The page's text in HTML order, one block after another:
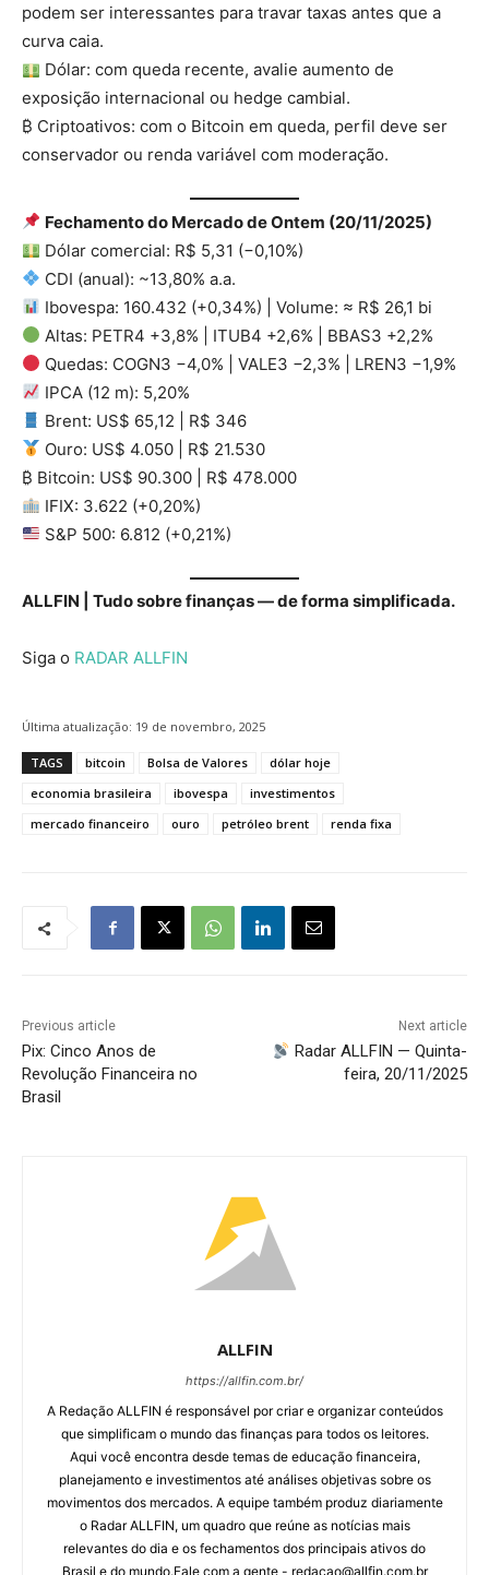
podem ser interessantes para travar taxas antes que a
curva caia.
Dólar: com queda recente, avalie aumento de
exposição internacional ou hedge cambial.
₿ Criptoativos: com o Bitcoin em queda, perfil deve ser
conservador ou renda variável com moderação.
Fechamento do Mercado de Ontem (20/11/2025)
Dólar comercial: R$ 5,31 (−0,10%)
CDI (anual): ~13,80% a.a.
Ibovespa: 160.432 (+0,34%) | Volume: ≈ R$ 26,1 bi
Altas: PETR4 +3,8% | ITUB4 +2,6% | BBAS3 +2,2%
Quedas: COGN3 −4,0% | VALE3 −2,3% | LREN3 −1,9%
IPCA (12 m): 5,20%
Brent: US$ 65,12 | R$ 346
Ouro: US$ 4.050 | R$ 21.530
₿ Bitcoin: US$ 90.300 | R$ 478.000
IFIX: 3.622 (+0,20%)
S&P 500: 6.812 (+0,21%)
ALLFIN | Tudo sobre finanças — de forma simplificada.
Siga o RADAR ALLFIN
Última atualização: 19 de novembro, 2025
TAGS bitcoin Bolsa de Valores
dólar hoje
economia brasileira
ibovespa
investimentos
mercado financeiro
ouro petróleo brent renda fixa
Previous article
Pix: Cinco Anos de
Revolução Financeira no
Brasil
Next article
Radar ALLFIN — Quinta-
feira, 20/11/2025
ALLFIN
https://allfin.com.br/
A Redação ALLFIN é responsável por criar e organizar conteúdos
que simplificam o mundo das finanças para todos os leitores.
Aqui você encontra desde temas de educação financeira,
planejamento e investimentos até análises objetivas sobre os
movimentos dos mercados. A equipe também produz diariamente
o Radar ALLFIN, um quadro que reúne as notícias mais
relevantes do dia e os fechamentos dos principais ativos do
Brasil e do mundo.Fale com a gente - redacao@allfin.com.br